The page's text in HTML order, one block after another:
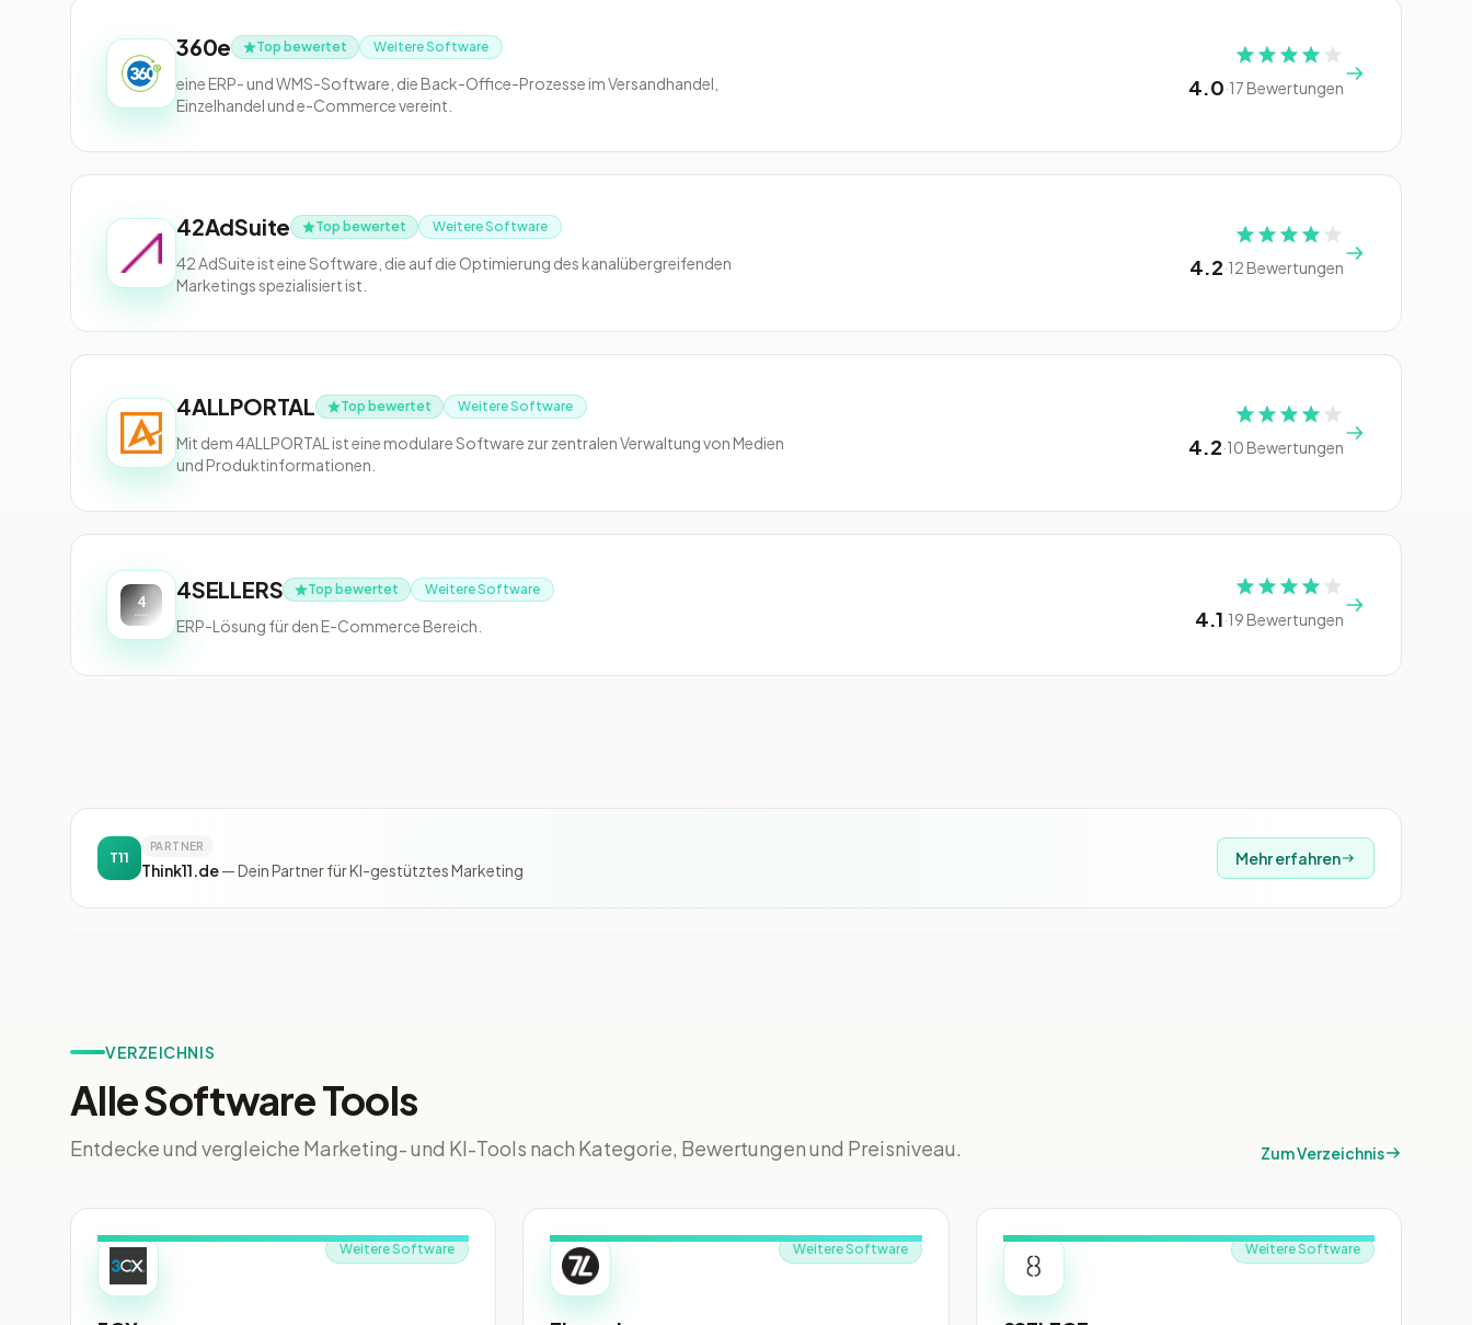
360e Top bewertet Weitere Software
eine ERP- und WMS-Software, die Back-Office-Prozesse im Versandhandel,
Einzelhandel und e-Commerce vereint.
4.0·17 Bewertungen
42AdSuite Top bewertet Weitere Software
42 AdSuite ist eine Software, die auf die Optimierung des kanalübergreifenden
Marketings spezialisiert ist.
4.2·12 Bewertungen
4ALLPORTAL Top bewertet Weitere Software
Mit dem 4ALLPORTAL ist eine modulare Software zur zentralen Verwaltung von Medien
und Produktinformationen.
4.2·10 Bewertungen
4SELLERS Top bewertet Weitere Software
ERP-Lösung für den E-Commerce Bereich. 4.1·19 Bewertungen
T11
PARTNER
Think11.de— Dein Partner für KI-gestütztes Marketing
Mehr erfahren
VERZEICHNIS
Alle Software Tools
Entdecke und vergleiche Marketing- und KI-Tools nach Kategorie, Bewertungen und Preisniveau. Zum Verzeichnis
Weitere Software Weitere Software Weitere Software